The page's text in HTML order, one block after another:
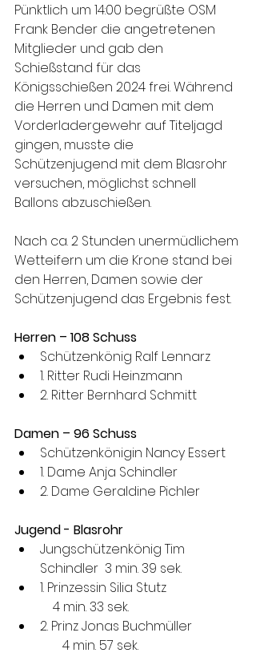
Pünktlich um 14:00 begrüßte OSM
Frank Bender die angetretenen
Mitglieder und gab den
Schießstand für das
Königsschießen 2024 frei. Während
die Herren und Damen mit dem
Vorderladergewehr auf Titeljagd
gingen, musste die
Schützenjugend mit dem Blasrohr
versuchen, möglichst schnell
Ballons abzuschießen.
Nach ca. 2 Stunden unermüdlichem
Wetteifern um die Krone stand bei
den Herren, Damen sowie der
Schützenjugend das Ergebnis fest.
Herren – 108 Schuss
Schützenkönig Ralf Lennarz
1. Ritter Rudi Heinzmann
2. Ritter Bernhard Schmitt
Damen – 96 Schuss
Schützenkönigin Nancy Essert
1. Dame Anja Schindler
2. Dame Geraldine Pichler
Jugend - Blasrohr
Jungschützenkönig Tim
Schindler  3 min. 39 sek.
1. Prinzessin Silia Stutz
4 min. 33 sek.
2. Prinz Jonas Buchmüller
4 min. 57 sek.